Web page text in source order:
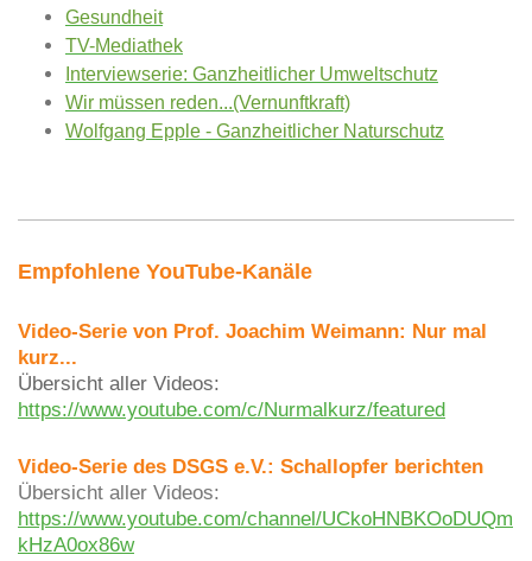
Gesundheit
TV-Mediathek
Interviewserie: Ganzheitlicher Umweltschutz
Wir müssen reden...(Vernunftkraft)
Wolfgang Epple - Ganzheitlicher Naturschutz
Empfohlene YouTube-Kanäle
Video-Serie von Prof. Joachim Weimann: Nur mal
kurz...
Übersicht aller Videos:
https://www.youtube.com/c/Nurmalkurz/featured
Video-Serie des DSGS e.V.: Schallopfer berichten
Übersicht aller Videos:
https://www.youtube.com/channel/UCkoHNBKOoDUQm
kHzA0ox86w